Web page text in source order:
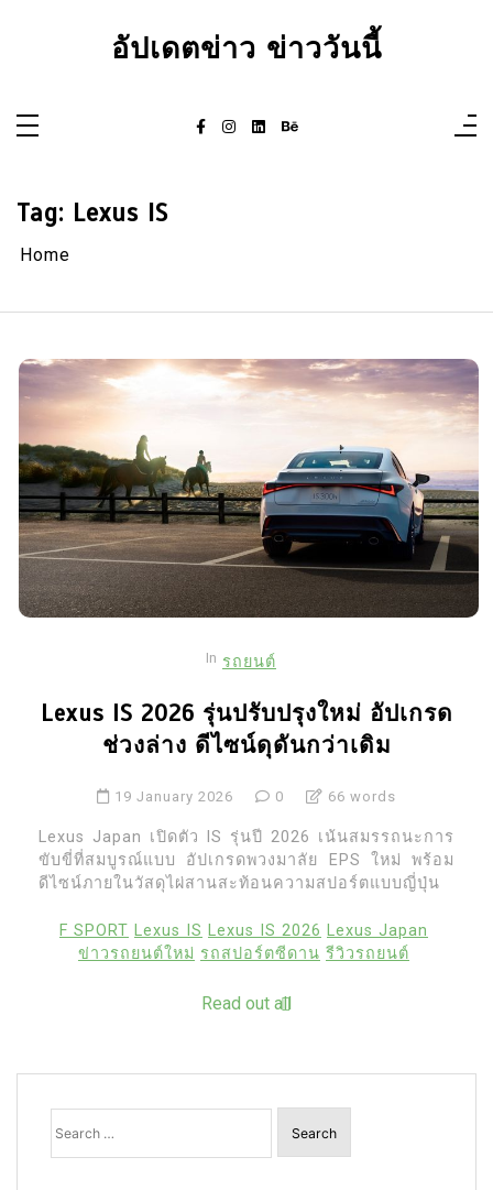
อัปเดตข่าว ข่าววันนี้
Tag: Lexus IS
Home
In รถยนต์
Lexus IS 2026 รุ่นปรับปรุงใหม่ อัปเกรด
ช่วงล่าง ดีไซน์ดุดันกว่าเดิม
19 January 2026 0 66 words
Lexus Japan เปิดตัว IS รุ่นปี 2026 เน้นสมรรถนะการ
ขับขี่ที่สมบูรณ์แบบ อัปเกรดพวงมาลัย EPS ใหม่ พร้อม
ดีไซน์ภายในวัสดุไผ่สานสะท้อนความสปอร์ตแบบญี่ปุ่น
F SPORT Lexus IS Lexus IS 2026 Lexus Japan
ข่าวรถยนต์ใหม่ รถสปอร์ตซีดาน รีวิวรถยนต์
Read out all
Search
for: